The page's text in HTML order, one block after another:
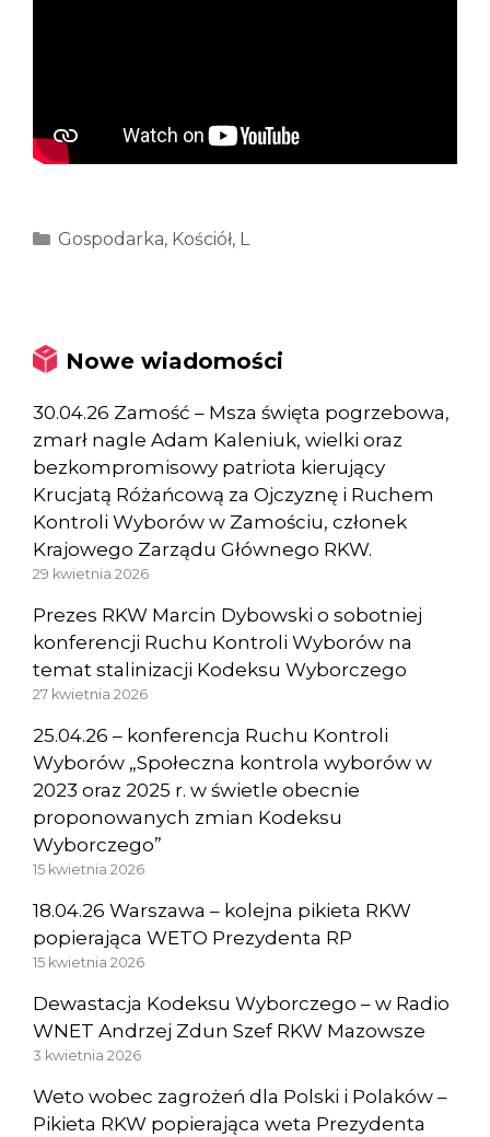
Kategorie
Gospodarka, Kościół, L
Nowe wiadomości
30.04.26 Zamość – Msza święta pogrzebowa,
zmarł nagle Adam Kaleniuk, wielki oraz
bezkompromisowy patriota kierujący
Krucjatą Różańcową za Ojczyznę i Ruchem
Kontroli Wyborów w Zamościu, członek
Krajowego Zarządu Głównego RKW.
29 kwietnia 2026
Prezes RKW Marcin Dybowski o sobotniej
konferencji Ruchu Kontroli Wyborów na
temat stalinizacji Kodeksu Wyborczego
27 kwietnia 2026
25.04.26 – konferencja Ruchu Kontroli
Wyborów „Społeczna kontrola wyborów w
2023 oraz 2025 r. w świetle obecnie
proponowanych zmian Kodeksu
Wyborczego”
15 kwietnia 2026
18.04.26 Warszawa – kolejna pikieta RKW
popierająca WETO Prezydenta RP
15 kwietnia 2026
Dewastacja Kodeksu Wyborczego – w Radio
WNET Andrzej Zdun Szef RKW Mazowsze
3 kwietnia 2026
Weto wobec zagrożeń dla Polski i Polaków –
Pikieta RKW popierająca weta Prezydenta